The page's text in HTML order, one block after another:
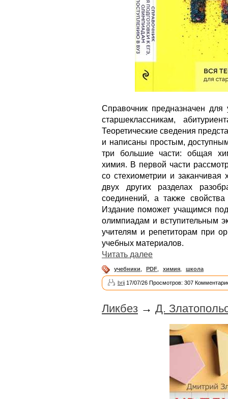
Справочник предназначен для
старшеклассникам,
Теоретические сведения
и написаны простым,
три большие части: общая
химия. В первой части
со стехиометрии и заканчивая
двух других разделах
соединений, а также
Издание поможет учащимся
олимпиадам и вступительным
учителям и репетиторам при
учеб­ных материалов.
Читать далее
учебники PDF химия школа
brij 17/07/26 Просмотров: 307
Ликбез → Д.